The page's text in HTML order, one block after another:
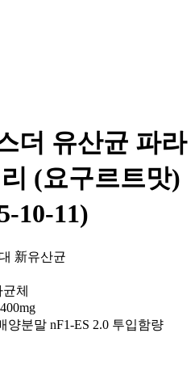
더 유산균 파라
(요구르트맛)
10-11)
新유산균
체
분말 nF1-ES 2.0 투입함량